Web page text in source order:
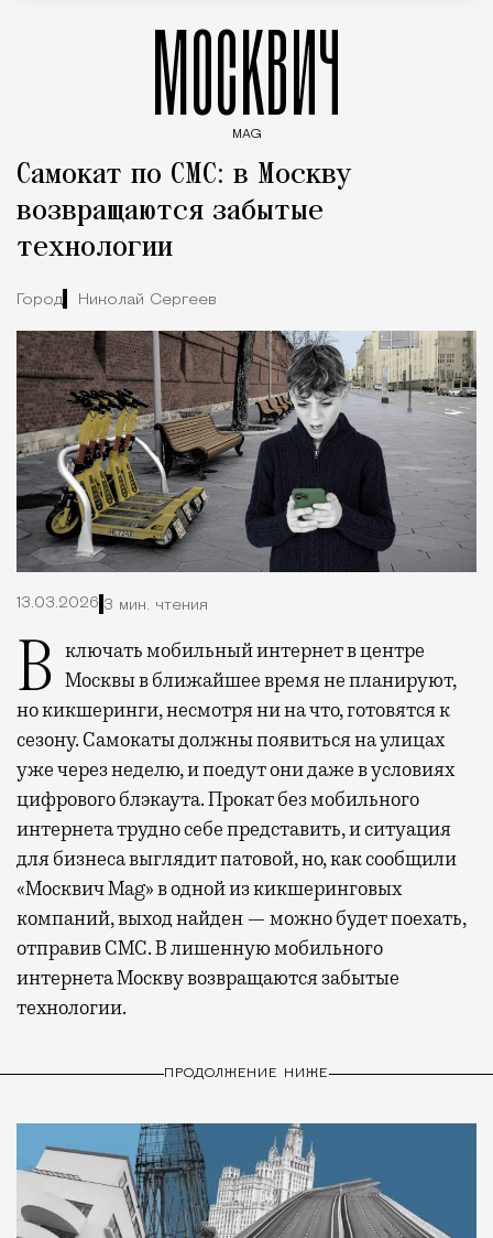
МОСКВИЧ
MAG
Самокат по СМС: в Москву
возвращаются забытые
технологии
Город Николай Сергеев
13.03.2026 3 мин. чтения
Включать мобильный интернет в центре Москвы в ближайшее время не планируют,
но кикшеринги, несмотря ни на что, готовятся к
сезону. Самокаты должны появиться на улицах
уже через неделю, и поедут они даже в условиях
цифрового блэкаута. Прокат без мобильного
интернета трудно себе представить, и ситуация
для бизнеса выглядит патовой, но, как сообщили
«Москвич Mag» в одной из кикшеринговых
компаний, выход найден — можно будет поехать,
отправив СМС. В лишенную мобильного
интернета Москву возвращаются забытые
технологии.
ПРОДОЛЖЕНИЕ НИЖЕ